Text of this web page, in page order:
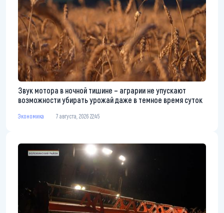
Звук мотора в ночной тишине – аграрии не упускают
возможности убирать урожай даже в темное время суток
Экономика 7 августа, 2026 22:45